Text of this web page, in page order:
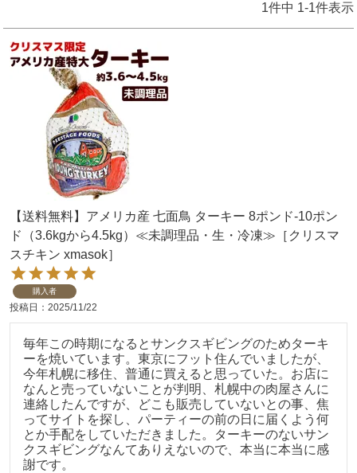
1件中 1-1件表示
【送料無料】アメリカ産 七面鳥 ターキー 8ポンド-10ポン
ド（3.6kgから4.5kg）≪未調理品・生・冷凍≫［クリスマ
スチキン xmasok］
購入者
投稿日 2025/11/22
毎年この時期になるとサンクスギビングのためターキ
ーを焼いています。東京にフット住んでいましたが、
今年札幌に移住、普通に買えると思っていた。お店に
なんと売っていないことが判明、札幌中の肉屋さんに
連絡したんですが、どこも販売していないとの事、焦
ってサイトを探し、パーティーの前の日に届くよう何
とか手配をしていただきました。ターキーのないサン
クスギビングなんてありえないので、本当に本当に感
謝です。